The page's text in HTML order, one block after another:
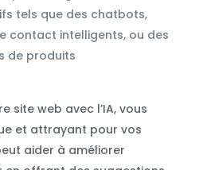
tels que des chatbots,
contact intelligents, ou des
de produits
site web avec l’IA, vous
et attrayant pour vos
aider à améliorer